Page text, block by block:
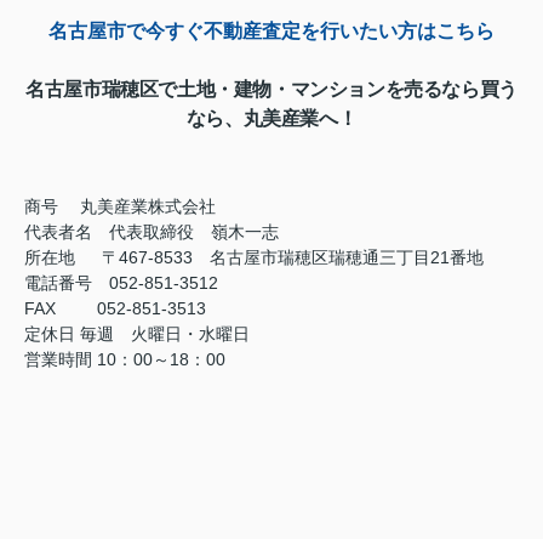
名古屋市で今すぐ不動産査定を行いたい方はこちら
名古屋市瑞穂区で土地・建物・マンションを売るなら買う
なら、丸美産業へ！
商号
丸美産業株式会社
代表者名 代表取締役 嶺木一志
所在地 〒467-8533 名古屋市瑞穂区瑞穂通三丁目21番地
電話番号 052-851-3512
FAX
052-851-3513
定休日 毎週 火曜日・水曜日
営業時間 10：00～18：00